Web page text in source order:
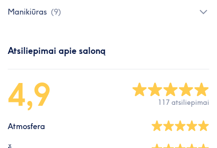
Manikiūras (9)
Atsiliepimai apie saloną
4,9 117 atsiliepimai
Atmosfera